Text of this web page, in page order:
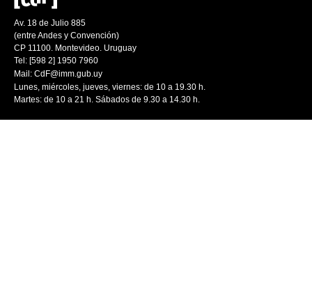
Av. 18 de Julio 885
(entre Andes y Convención)
CP 11100. Montevideo. Uruguay
Tel: [598 2] 1950 7960
Mail: CdF@imm.gub.uy
Lunes, miércoles, jueves, viernes: de 10 a 19.30 h.
Martes: de 10 a 21 h. Sábados de 9.30 a 14.30 h.